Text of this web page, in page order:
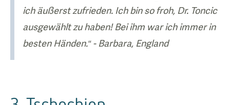
ich äußerst zufrieden. Ich bin so froh, Dr. Toncic
ausgewählt zu haben! Bei ihm war ich immer in
besten Händen.“ - Barbara, England